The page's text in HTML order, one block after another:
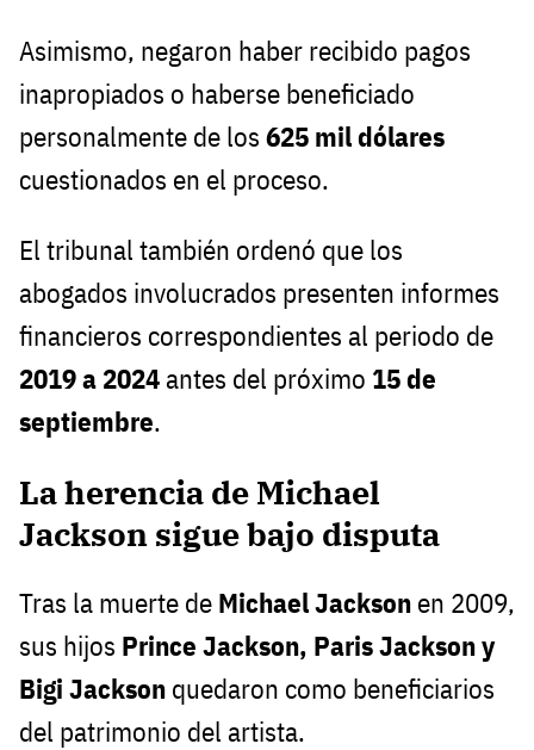
Asimismo, negaron haber recibido pagos
inapropiados o haberse beneficiado
personalmente de los 625 mil dólares
cuestionados en el proceso.
El tribunal también ordenó que los
abogados involucrados presenten informes
financieros correspondientes al periodo de
2019 a 2024 antes del próximo 15 de
septiembre.
La herencia de Michael
Jackson sigue bajo disputa
Tras la muerte de Michael Jackson en 2009,
sus hijos Prince Jackson, Paris Jackson y
Bigi Jackson quedaron como beneficiarios
del patrimonio del artista.